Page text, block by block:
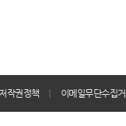
저작권정책 이메일무단수집